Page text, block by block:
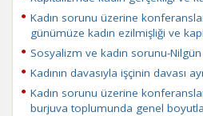
Kadın sorunu üzerine
günümüze kadın ezilmişliği ve
Sosyalizm ve kadın sorunu-Nilgün
Kadının davasıyla işçinin davası
Kadın sorunu üzerine
burjuva toplumunda genel